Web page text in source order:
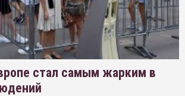
стал самым жарким в